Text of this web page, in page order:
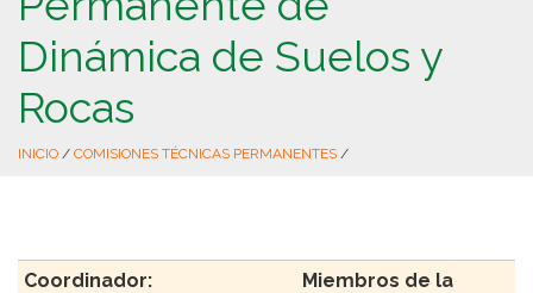
Dinámica de Suelos y
Rocas
INICIO / COMISIONES TÉCNICAS PERMANENTES /
Coordinador:
Miembros de la